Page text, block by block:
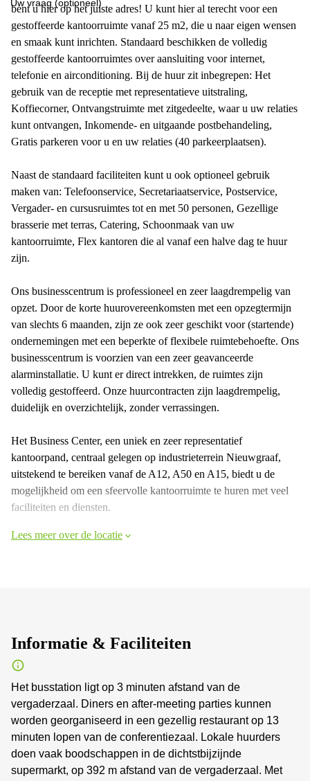
Uw vraag (optioneel)
bent u hier op het juiste adres! U kunt hier al terecht voor een
gestoffeerde kantoorruimte vanaf 25 m2, die u naar eigen wensen
en smaak kunt inrichten. Standaard beschikken de volledig
gestoffeerde kantoorruimtes over aansluiting voor internet,
telefonie en airconditioning. Bij de huur zit inbegrepen: Het
gebruik van de receptie met representatieve uitstraling,
Koffiecorner, Ontvangstruimte met zitgedeelte, waar u uw relaties
kunt ontvangen, Inkomende- en uitgaande postbehandeling,
Gratis parkeren voor u en uw relaties (40 parkeerplaatsen).
Naast de standaard faciliteiten kunt u ook optioneel gebruik
maken van: Telefoonservice, Secretariaatservice, Postservice,
Vergader- en cursusruimtes tot en met 50 personen, Gezellige
brasserie met terras, Catering, Schoonmaak van uw
kantoorruimte, Flex kantoren die al vanaf een halve dag te huur
zijn.
Ons businesscentrum is professioneel en zeer laagdrempelig van
opzet. Door de korte huurovereenkomsten met een opzegtermijn
van slechts 6 maanden, zijn ze ook zeer geschikt voor (startende)
ondernemingen met een beperkte of flexibele ruimtebehoefte. Ons
businesscentrum is voorzien van een zeer geavanceerde
alarminstallatie. U kunt er direct intrekken, de ruimtes zijn
volledig gestoffeerd. Onze huurcontracten zijn laagdrempelig,
duidelijk en overzichtelijk, zonder verrassingen.
Het Business Center, een uniek en zeer representatief
kantoorpand, centraal gelegen op industrieterrein Nieuwgraaf,
uitstekend te bereiken vanaf de A12, A50 en A15, biedt u de
mogelijkheid om een sfeervolle kantoorruimte te huren met veel
faciliteiten en diensten.
Lees meer over de locatie
Informatie & Faciliteiten
Het busstation ligt op 3 minuten afstand van de
vergaderzaal. Diners en after-meeting parties kunnen
worden georganiseerd in een gezellig restaurant op 13
minuten lopen van de conferentiezaal. Lokale huurders
doen vaak boodschappen in de dichtstbijzijnde
supermarkt, op 392 m afstand van de vergaderzaal. Met